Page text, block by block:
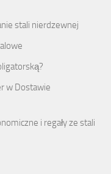
stali nierdzewnej
w Dostawie
i regały ze stali